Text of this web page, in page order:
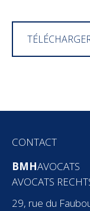
CONTACT
BMHAVOCATS
AVOCATS
29, rue du